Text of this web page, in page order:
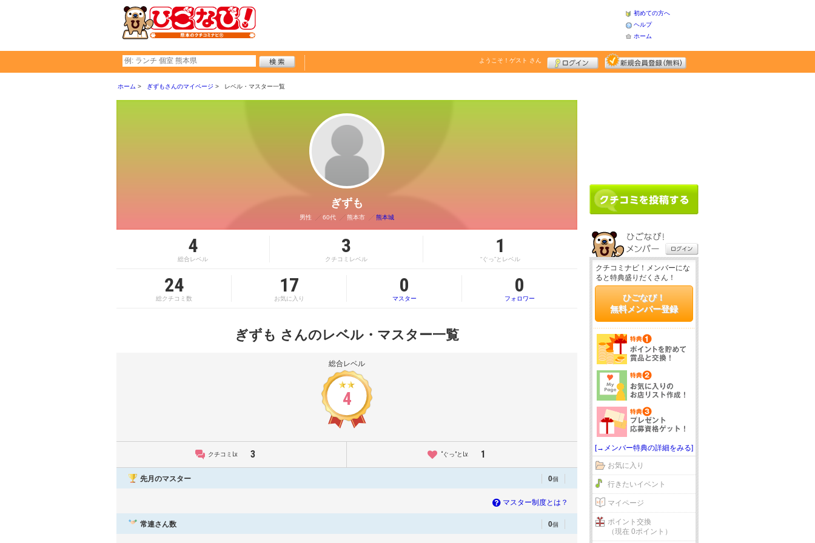
初めての方へ
ヘルプ
ホーム
ようこそ！ ゲスト さん
ホーム ぎずもさんのマイページ レベル・マスター一覧
ぎずも
男性 60代 熊本市 熊本城
4
総合レベル
3
クチコミレベル
1
“ぐっ”とレベル
24
総クチコミ数
17
お気に入り
0
マスター
0
フォロワー
ぎずも さんのレベル・マスター一覧
総合レベル
4
クチコミLv. 3 “ぐっ”とLv. 1
先月のマスター 0個
マスター制度とは？
常連さん数 0個
クチコミナビ！メンバーにな
ると特典盛りだくさん！
ひごなび！
無料メンバー登録
[→メンバー特典の詳細をみる]
お気に入り
行きたいイベント
マイページ
ポイント交換
（現在 0ポイント）